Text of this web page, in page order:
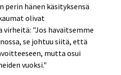
perin hänen käsityksensä
olivat
"Jos havaitsemme
se johtuu siitä, että
mutta osui
vuoksi."